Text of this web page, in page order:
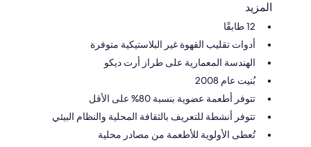
المزيد
12 طابقًا
أدوات تقليب القهوة غير البلاستيكية متوفرة
الهندسة المعمارية على طراز أرت ديكو
بُنيت عام 2008
تتوفر أطعمة عضوية بنسبة 80% على الأقل
تتوفر أنشطة للتعريف بالثقافة المحلية والنظام البيئي
تُعطى الأولوية للأطعمة من مصادر محلية